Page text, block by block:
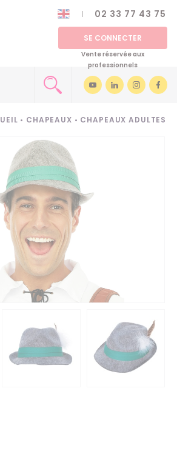
02 33 77 43 75
SE CONNECTER
Vente réservée aux
professionnels
• CHAPEAUX • CHAPEAUX ADULTES